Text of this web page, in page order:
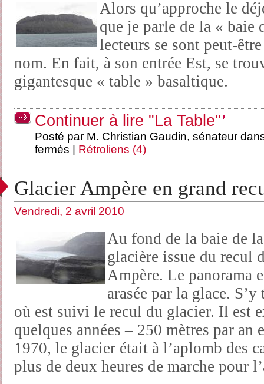
Alors qu’approche le
que je parle de la « baie
lecteurs se sont peut-
nom. En fait, à son entrée Est, se
gigantesque « table » basaltique.
Continuer à lire "La Table"
Posté par M. Christian Gaudin, sénateur
fermés
Rétroliens (4)
Glacier Ampère en grand
Vendredi, 2 avril 2010
Au fond de la baie de
glacière issue du recul
Ampère. Le panorama
arasée par la glace.
où est suivi le recul du glacier. Il est
quelques années – 250 mètres par
1970, le glacier était à l’aplomb des
plus de deux heures de marche pour